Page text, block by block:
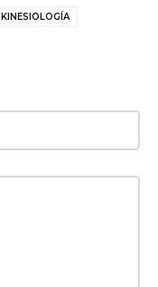
KINESIOLOGÍA